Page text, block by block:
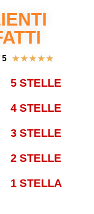
5 ★★★★★
5 STELLE
4 STELLE
3 STELLE
2 STELLE
1 STELLA